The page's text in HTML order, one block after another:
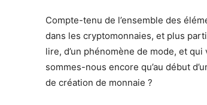
Compte-tenu de l’ensemble des
dans les cryptomonnaies, et plus
lire, d’un phénomène de mode, et
sommes-nous encore qu’au début
de création de monnaie ?